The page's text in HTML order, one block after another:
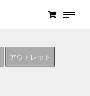
アウトレット